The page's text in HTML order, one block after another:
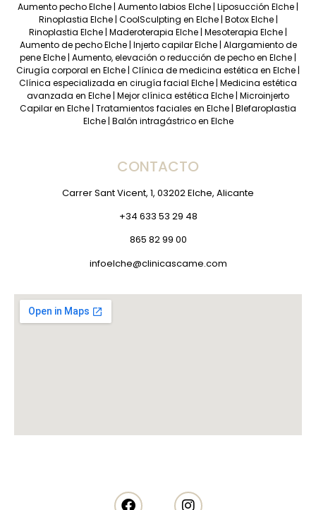
Aumento pecho Elche | Aumento labios Elche | Liposucción Elche |
Rinoplastia Elche| CoolSculpting en Elche| Botox Elche|
Rinoplastia Elche | Maderoterapia Elche | Mesoterapia Elche |
Aumento de pecho Elche| Injerto capilar Elche| Alargamiento de
pene Elche | Aumento, elevación o reducción de pecho en Elche |
Cirugía corporal en Elche | Clínica de medicina estética en Elche |
Clínica especializada en cirugía facial Elche | Medicina estética
avanzada en Elche | Mejor clínica estética Elche | Microinjerto
Capilar en Elche | Tratamientos faciales en Elche | Blefaroplastia
Elche| Balón intragástrico en Elche
CONTACTO
Carrer Sant Vicent, 1, 03202 Elche, Alicante
+34 633 53 29 48
865 82 99 00
infoelche@clinicascame.com